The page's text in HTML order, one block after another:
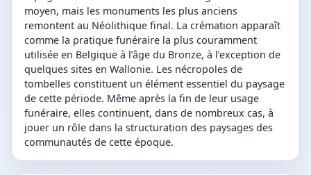
moyen, mais les monuments les plus anciens
remontent au Néolithique final. La crémation apparaît
comme la pratique funéraire la plus couramment
utilisée en Belgique à l’âge du Bronze, à l’exception de
quelques sites en Wallonie. Les nécropoles de
tombelles constituent un élément essentiel du paysage
de cette période. Même après la fin de leur usage
funéraire, elles continuent, dans de nombreux cas, à
jouer un rôle dans la structuration des paysages des
communautés de cette époque.